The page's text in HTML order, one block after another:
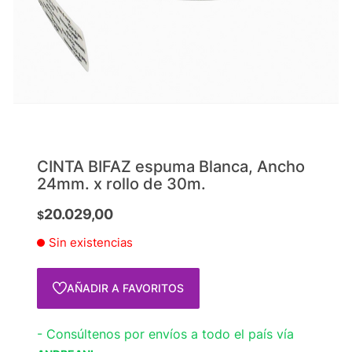
CINTA BIFAZ espuma Blanca, Ancho
24mm. x rollo de 30m.
$20.029,00
Sin existencias
AÑADIR A FAVORITOS
- Consúltenos por envíos a todo el país vía